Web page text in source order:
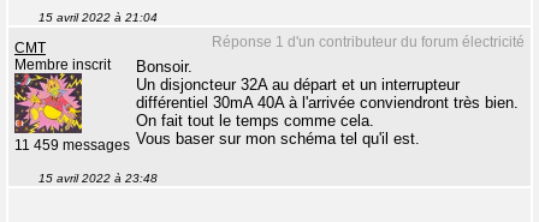
15 avril 2022 à 21:04
Réponse 1 d'un contributeur du forum électricité
CMT
Membre inscrit
11 459 messages
Bonsoir.
Un disjoncteur 32A au départ et un interrupteur
différentiel 30mA 40A à l'arrivée conviendront très bien.
On fait tout le temps comme cela.
Vous baser sur mon schéma tel qu'il est.
15 avril 2022 à 23:48